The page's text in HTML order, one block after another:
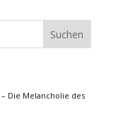
Die Melancholie des